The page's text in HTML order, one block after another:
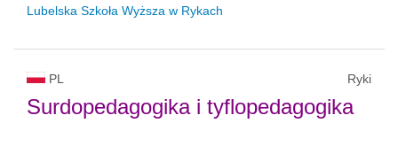
Lubelska Szkoła Wyższa w Rykach
PL Ryki
Surdopedagogika i tyflopedagogika